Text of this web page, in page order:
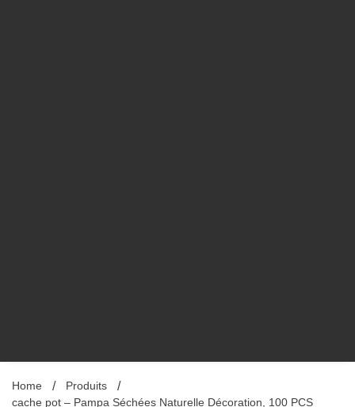
Home
Produits
cache pot – Pampa Séchées Naturelle Décoration, 100 PCS